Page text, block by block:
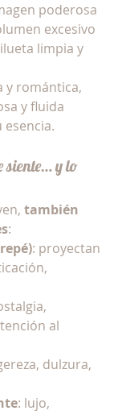
poderosa
excesivo
limpia y
y romántica,
y fluida
siente… y lo
también
:
: proyectan
al
dulzura,
: lujo,